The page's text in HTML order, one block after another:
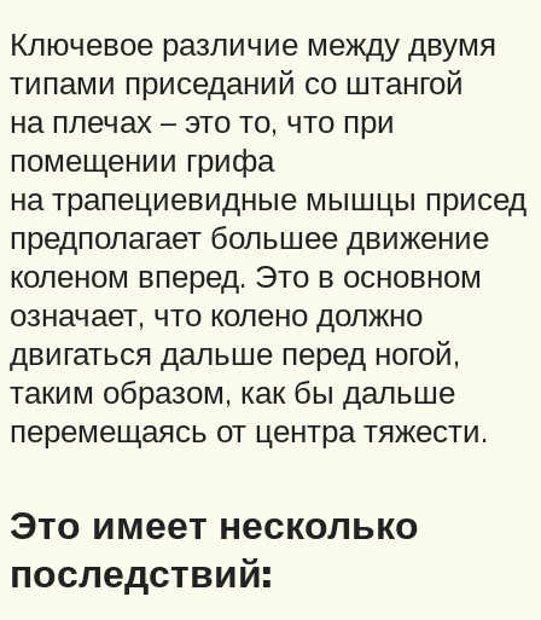
Ключевое различие между двумя
типами приседаний со штангой
на плечах – это то, что при
помещении грифа
на трапециевидные мышцы присед
предполагает большее движение
коленом вперед. Это в основном
означает, что колено должно
двигаться дальше перед ногой,
таким образом, как бы дальше
перемещаясь от центра тяжести.
Это имеет несколько
последствий: